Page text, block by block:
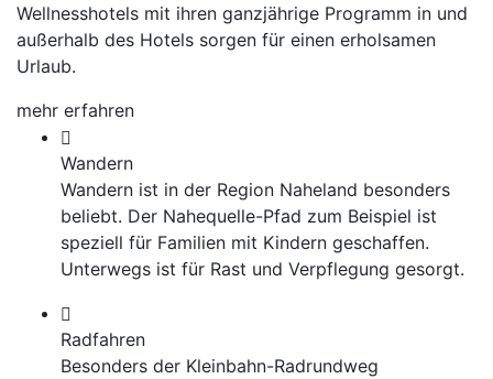
Wellnesshotels mit ihren ganzjährige Programm in und
außerhalb des Hotels sorgen für einen erholsamen
Urlaub.
mehr erfahren
Wandern
Wandern ist in der Region Naheland besonders
beliebt. Der Nahequelle-Pfad zum Beispiel ist
speziell für Familien mit Kindern geschaffen.
Unterwegs ist für Rast und Verpflegung gesorgt.
Radfahren
Besonders der Kleinbahn-Radrundweg